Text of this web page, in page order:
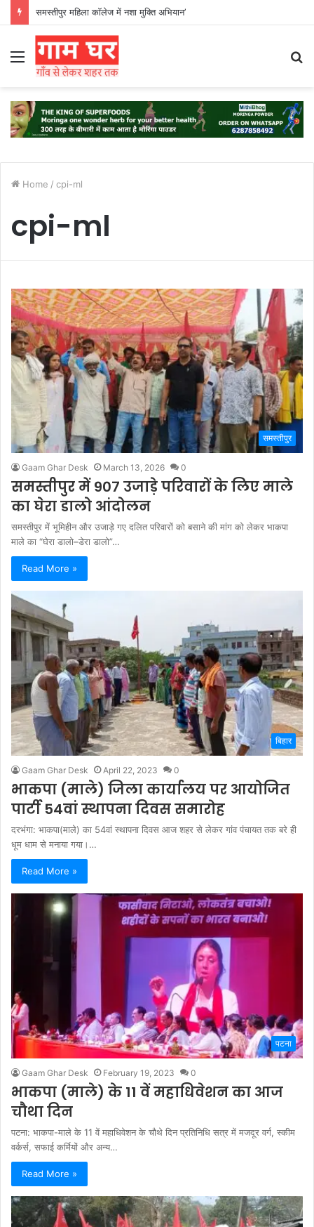
समस्तीपुर महिला कॉलेज में नशा मुक्ति अभियान’
Menu
Home / cpi-ml
cpi-ml
समस्तीपुर
Gaam Ghar Desk March 13, 2026 0
समस्तीपुर में 907 उजाड़े परिवारों के लिए माले
का घेरा डालो आंदोलन
समस्तीपुर में भूमिहीन और उजाड़े गए दलित परिवारों को बसाने की मांग को लेकर भाकपा
माले का “घेरा डालो–डेरा डालो”…
Read More »
बिहार
Gaam Ghar Desk April 22, 2023 0
भाकपा (माले) जिला कार्यालय पर आयोजित
पार्टी 54वां स्थापना दिवस समारोह
दरभंगा: भाकपा(माले) का 54वां स्थापना दिवस आज शहर से लेकर गांव पंचायत तक बरे ही
धूम धाम से मनाया गया।…
Read More »
पटना
Gaam Ghar Desk February 19, 2023 0
भाकपा (माले) के 11 वें महाधिवेशन का आज
चौथा दिन
पटना: भाकपा-माले के 11 वें महाधिवेशन के चौथे दिन प्रतिनिधि सत्र में मजदूर वर्ग, स्कीम
वर्कर्स, सफाई कर्मियों और अन्य…
Read More »